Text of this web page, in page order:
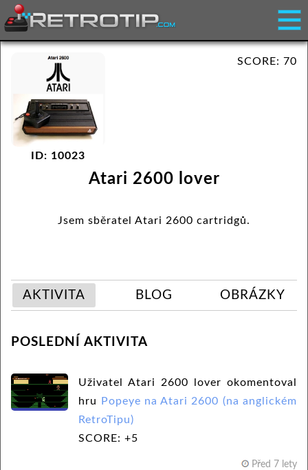
ID: 10023
SCORE: 70
Atari 2600 lover
Jsem sběratel Atari 2600 cartridgů.
AKTIVITA BLOG OBRÁZKY
POSLEDNÍ AKTIVITA
Uživatel Atari 2600 lover okomentoval
hru
Popeye na Atari 2600 (na anglickém
RetroTipu)
SCORE: +5
Před 7 lety